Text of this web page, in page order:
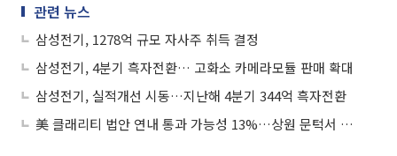
관련 뉴스
삼성전기, 1278억 규모 자사주 취득 결정
삼성전기, 4분기 흑자전환… 고화소 카메라모듈 판매 확대
삼성전기, 실적개선 시동…지난해 4분기 344억 흑자전환
美 클래리티 법안 연내 통과 가능성 13%…상원 문턱서 제동